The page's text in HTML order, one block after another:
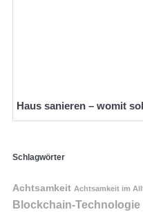
Haus sanieren – womit
Schlagwörter
Achtsamkeit Achtsamkeit im
Blockchain-Technologie